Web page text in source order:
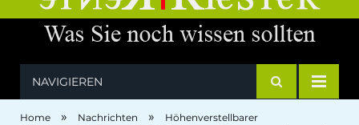
NAVIGIEREN
Home » Nachrichten »
Höhenverstellbarer